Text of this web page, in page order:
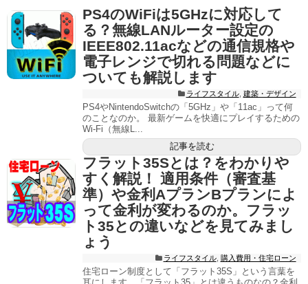
PS4のWiFiは5GHzに対応して
る？無線LANルーター設定の
IEEE802.11acなどの通信規格や
電子レンジで切れる問題などに
ついても解説します
ライフスタイル, 建築・デザイン
PS4やNintendoSwitchの「5GHz」や「11ac」って何
のことなのか。 最新ゲームを快適にプレイするための
Wi-Fi（無線L...
記事を読む
フラット35Sとは？をわかりや
すく解説！ 適用条件（審査基
準）や金利AプランBプランによ
って金利が変わるのか。フラッ
ト35との違いなどを見てみまし
ょう
ライフスタイル, 購入費用・住宅ローン
住宅ローン制度として「フラット35S」という言葉を